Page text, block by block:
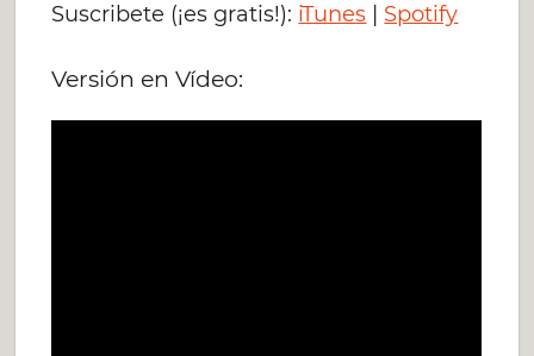
Suscribete (¡es gratis!): iTunes Spotify
Versión en Vídeo: